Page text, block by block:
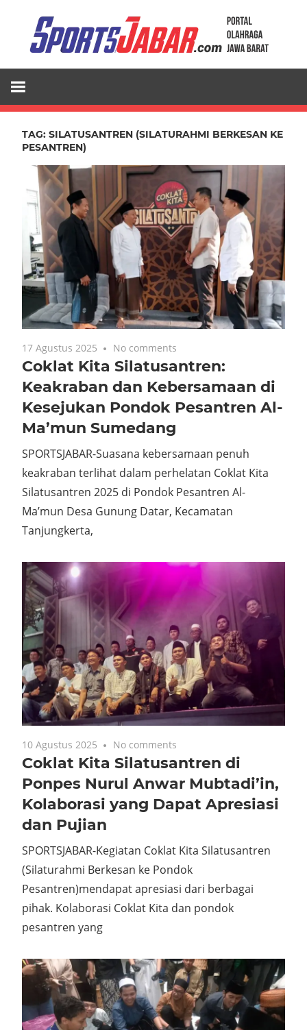
content
TAG: SILATUSANTREN (SILATURAHMI BERKESAN KE
PESANTREN)
17 Agustus 2025 No comments
Coklat Kita Silatusantren:
Keakraban dan Kebersamaan di
Kesejukan Pondok Pesantren Al-
Ma’mun Sumedang
SPORTSJABAR-Suasana kebersamaan penuh
keakraban terlihat dalam perhelatan Coklat Kita
Silatusantren 2025 di Pondok Pesantren Al-
Ma’mun Desa Gunung Datar, Kecamatan
Tanjungkerta,
10 Agustus 2025 No comments
Coklat Kita Silatusantren di
Ponpes Nurul Anwar Mubtadi’in,
Kolaborasi yang Dapat Apresiasi
dan Pujian
SPORTSJABAR-Kegiatan Coklat Kita Silatusantren
(Silaturahmi Berkesan ke Pondok
Pesantren)mendapat apresiasi dari berbagai
pihak. Kolaborasi Coklat Kita dan pondok
pesantren yang